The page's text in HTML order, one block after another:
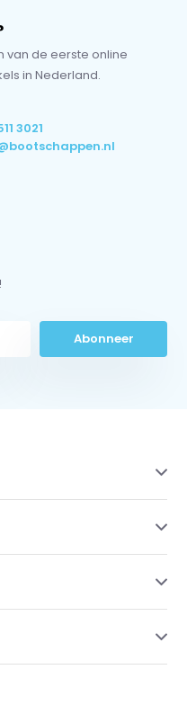
van de eerste online
in Nederland.
3021
Abonneer